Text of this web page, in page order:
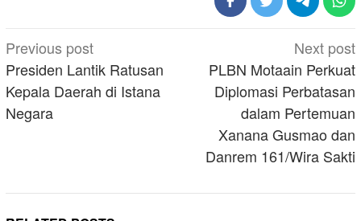
Post
navigation
Previous post
Presiden Lantik Ratusan
Kepala Daerah di Istana
Negara
Next post
PLBN Motaain Perkuat
Diplomasi Perbatasan
dalam Pertemuan
Xanana Gusmao dan
Danrem 161/Wira Sakti